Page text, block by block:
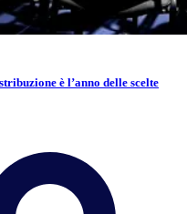
è l’anno delle scelte